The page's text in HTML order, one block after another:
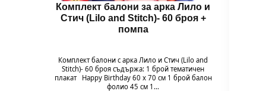
Комплект балони за арка Лило и
Стич (Lilo and Stitch)- 60 броя +
помпа
Комплект балони с арка Лило и Стич (Lilo and
Stitch)- 60 броя съдържа: 1 брой тематичен
плакат Happy Birthday 60 х 70 см 1 брой балон
фолио 45 см 1…